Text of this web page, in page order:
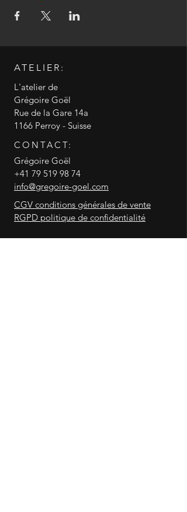
ATELIER:
L'atelier de
Grégoire Goël
Rue de la Gare 14a
1166 Perroy - Suisse
CONTACT:
Grégoire Goël
+41 79 519 98 74
info@gregoire-goel.com
CGV conditions générales de vente
RGPD politique de confidentialité